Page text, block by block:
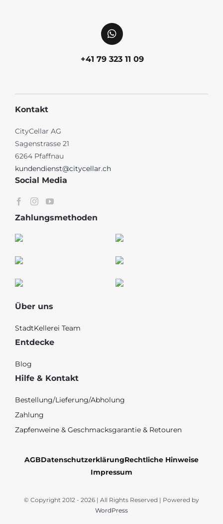
+41 79 323 11 09
Kontakt
CityCellar AG
Sagenstrasse 21
6264 Pfaffnau
kundendienst@citycellar.ch
Social Media
Zahlungsmethoden
Über uns
StadtKellerei Team
Entdecke
Blog
Hilfe & Kontakt
Bestellung/Lieferung/Abholung
Zahlung
Zapfenweine & Geschmacksgarantie & Retouren
AGBDatenschutzerklärungRechtliche Hinweise
Impressum
© Copyright 2012 - 2026 | All Rights Reserved | Powered by
WordPress